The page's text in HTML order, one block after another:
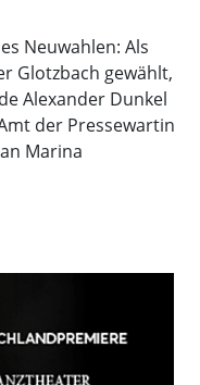
Neuwahlen: Als
Glotzbach gewählt,
Alexander Dunkel
der Pressewartin
Marina